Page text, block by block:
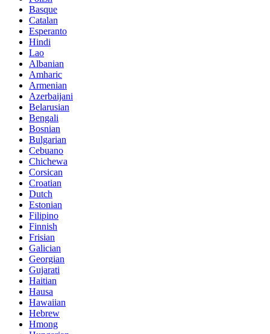
Basque
Catalan
Esperanto
Hindi
Lao
Albanian
Amharic
Armenian
Azerbaijani
Belarusian
Bengali
Bosnian
Bulgarian
Cebuano
Chichewa
Corsican
Croatian
Dutch
Estonian
Filipino
Finnish
Frisian
Galician
Georgian
Gujarati
Haitian
Hausa
Hawaiian
Hebrew
Hmong